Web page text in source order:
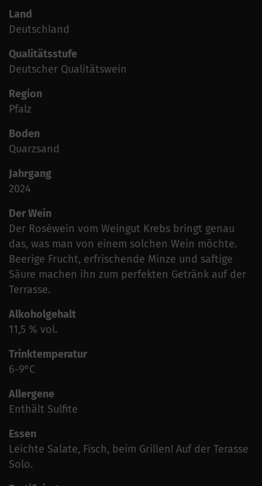
Land
Deutschland
Qualitätsstufe
Deutscher Qualitätswein
Region
Pfalz
Boden
Quarzsand
Jahrgang
2024
Der Wein
Der Roséwein vom Weingut Krebs bringt genau
das, was man von einem solchen Wein möchte.
Beerige Frucht, erfrischende Minze und saftige
Säure machen ihn zum perfekten Getränk auf der
Terrasse.
Alkoholgehalt
11,5 % vol.
Trinktemperatur
6-9°C
Allergene
Enthält Sulfite
Essen
Leichte Salate, Fisch, beim Grillen! Auf der Terasse
Solo.